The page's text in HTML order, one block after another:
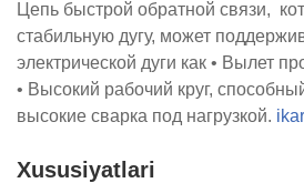
Цепь быстрой обратной связи,
стабильную дугу, может
электрической дуги как • Вылет
• Высокий рабочий круг,
высокие сварка под нагрузкой.
Xususiyatlari